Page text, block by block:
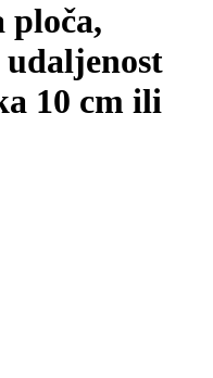
ploča,
10 cm ili